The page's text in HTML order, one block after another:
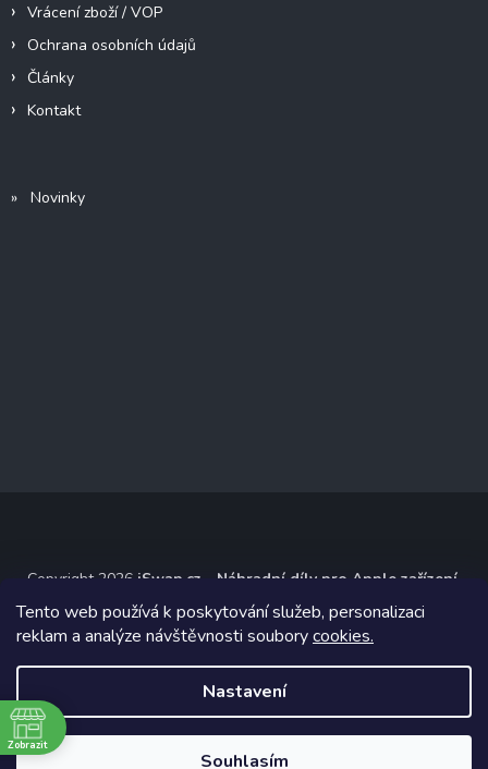
Tento web používá k poskytování služeb, personalizaci
reklam a analýze návštěvnosti souborycookies.
Nastavení
Souhlasím
Vrácení zboží / VOP
Ochrana osobních údajů
Články
Kontakt
» Novinky
Copyright 2026 iSwap.cz - Náhradní díly pro Apple zařízení
Všechna práva vyhrazena.
Grafický návrh vytvořil a na Shoptet implementoval
Shoptetak.cz.
Zobrazit